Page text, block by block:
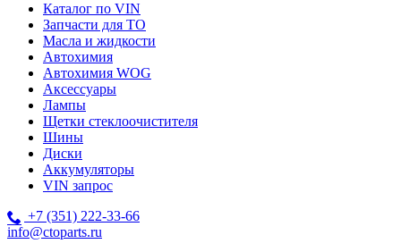
Каталог по VIN
Запчасти для ТО
Масла и жидкости
Автохимия
Автохимия WOG
Аксессуары
Лампы
Щетки стеклоочистителя
Шины
Диски
Аккумуляторы
VIN запрос
+7 (351) 222-33-66
info@ctoparts.ru